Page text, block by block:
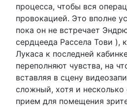
процесса, чтобы вся
провокацией. Это вполне
пока он не встречает
сердцееда Рассела Тови ),
Лукаса к последней
переполняют чувства, на
вставляя в сцену
сложный, хотя и
прием для помещения